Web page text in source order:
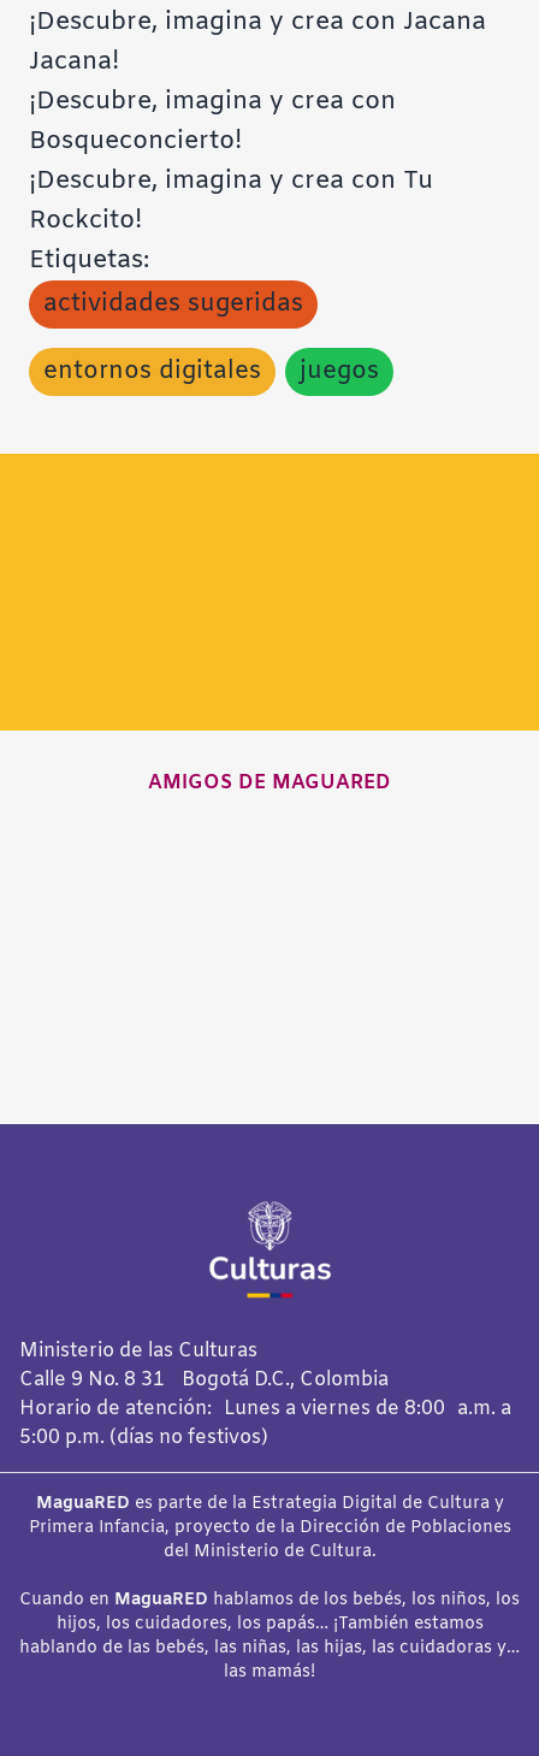
¡Descubre, imagina y crea con Jacana
Jacana!
¡Descubre, imagina y crea con
Bosqueconcierto!
¡Descubre, imagina y crea con Tu
Rockcito!
Etiquetas:
actividades sugeridas
entornos digitales juegos
AMIGOS DE MAGUARED
Ministerio de las Culturas
Calle 9 No. 8 31 Bogotá D.C., Colombia
Horario de atención: Lunes a viernes de 8:00 a.m. a
5:00 p.m. (días no festivos)
MaguaRED es parte de la Estrategia Digital de Cultura y
Primera Infancia, proyecto de la Dirección de Poblaciones
del Ministerio de Cultura.
Cuando en MaguaRED hablamos de los bebés, los niños, los
hijos, los cuidadores, los papás… ¡También estamos
hablando de las bebés, las niñas, las hijas, las cuidadoras y…
las mamás!